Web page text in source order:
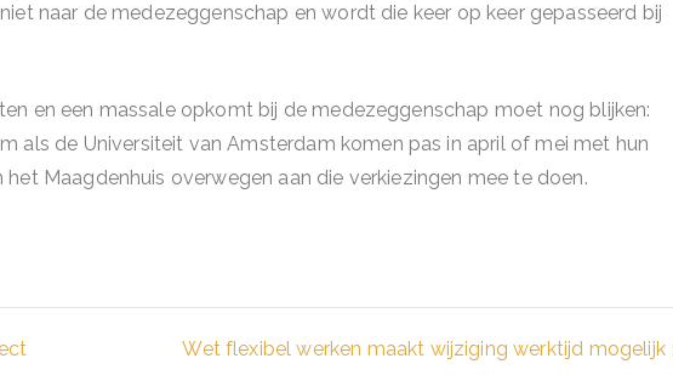
naar de medezeggenschap en wordt die keer op keer gepasseerd bij
en een massale opkomt bij de medezeggenschap moet nog blijken:
als de Universiteit van Amsterdam komen pas in april of mei met hun
Maagdenhuis overwegen aan die verkiezingen mee te doen.
Wet flexibel werken maakt wijziging werktijd mogelijk